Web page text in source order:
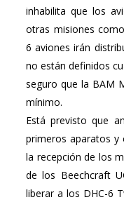
inhabilita que los
otras misiones
6 aviones irán
no están definidos
seguro que la BAM
mínimo.
Está previsto que
primeros aparatos y
la recepción de los
de los Beechcraft
liberar a los DHC-6